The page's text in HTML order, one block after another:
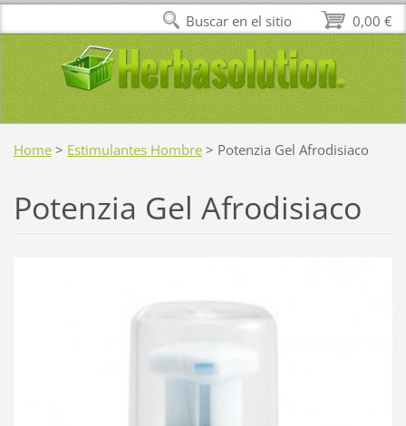
Home > Estimulantes Hombre > Potenzia Gel Afrodisiaco
Potenzia Gel Afrodisiaco
0,00 €
Buscar en el sitio